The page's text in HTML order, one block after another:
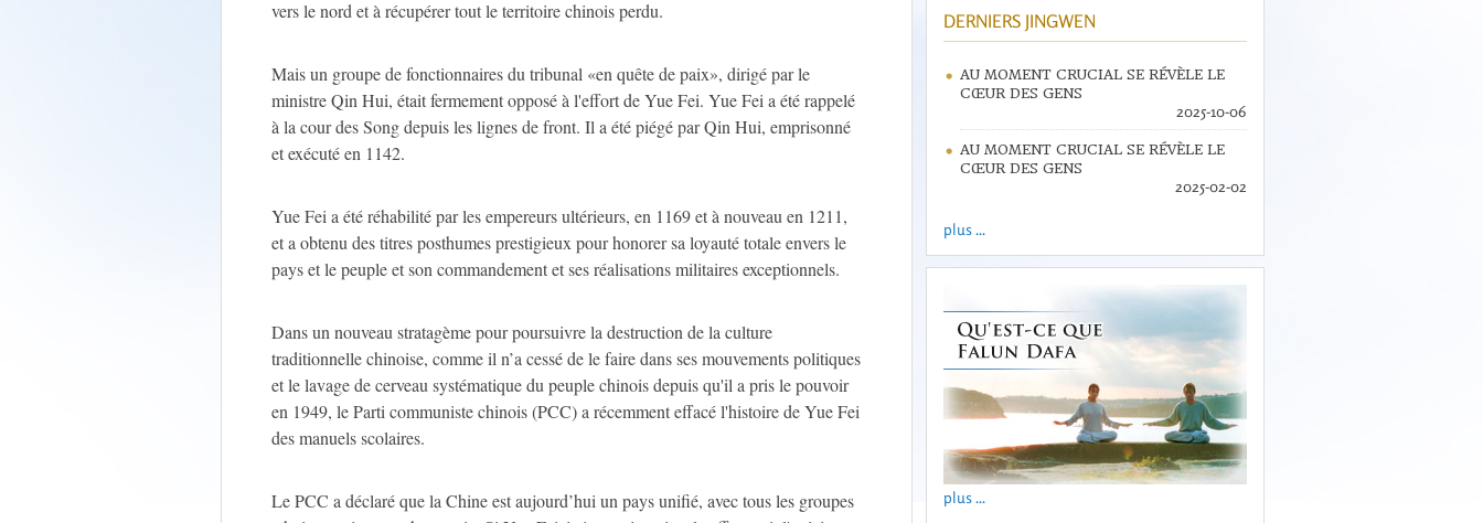
vers le nord et à récupérer tout le territoire chinois perdu.
Mais un groupe de fonctionnaires du tribunal «en quête de paix», dirigé par le
ministre Qin Hui, était fermement opposé à l'effort de Yue Fei. Yue Fei a été rappelé
à la cour des Song depuis les lignes de front. Il a été piégé par Qin Hui, emprisonné
et exécuté en 1142.
Yue Fei a été réhabilité par les empereurs ultérieurs, en 1169 et à nouveau en 1211,
et a obtenu des titres posthumes prestigieux pour honorer sa loyauté totale envers le
pays et le peuple et son commandement et ses réalisations militaires exceptionnels.
Dans un nouveau stratagème pour poursuivre la destruction de la culture
traditionnelle chinoise, comme il n’a cessé de le faire dans ses mouvements politiques
et le lavage de cerveau systématique du peuple chinois depuis qu'il a pris le pouvoir
en 1949, le Parti communiste chinois (PCC) a récemment effacé l'histoire de Yue Fei
des manuels scolaires.
Le PCC a déclaré que la Chine est aujourd’hui un pays unifié, avec tous les groupes
DERNIERS JINGWEN
AU MOMENT CRUCIAL SE RÉVÈLE LE
CŒUR DES GENS
2025-10-06
AU MOMENT CRUCIAL SE RÉVÈLE LE
CŒUR DES GENS
2025-02-02
plus ...
plus ...